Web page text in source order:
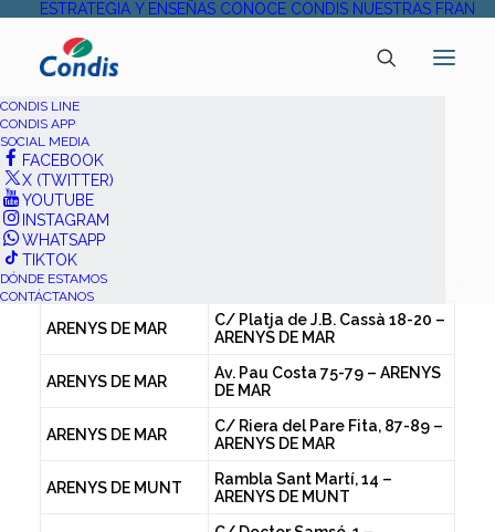
ESTRATEGIA Y ENSEÑAS CONOCE CONDIS NUESTRAS
CONDIS LINE
CONDIS APP
SOCIAL MEDIA
FACEBOOK
X (TWITTER)
YOUTUBE
INSTAGRAM
WHATSAPP
TIKTOK
DÓNDE ESTAMOS
CONTÁCTANOS
BOTIGUES CONDIS –
COL·LABORACIÓ LA COPE
ARENYS DE MAR
C/ Platja de J.B. Cassà 18-20 –
ARENYS DE MAR
ARENYS DE MAR
Av. Pau Costa 75-79 – ARENYS
DE MAR
ARENYS DE MAR
C/ Riera del Pare Fita, 87-89 –
ARENYS DE MAR
ARENYS DE MUNT
Rambla Sant Martí, 14 –
ARENYS DE MUNT